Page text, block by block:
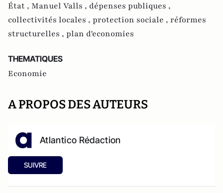
État , Manuel Valls , dépenses publiques ,
collectivités locales , protection sociale , réformes
structurelles , plan d'economies
THEMATIQUES
Economie
A PROPOS DES AUTEURS
Atlantico Rédaction
SUIVRE